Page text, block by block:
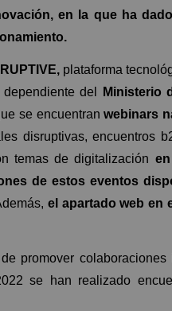
en la que ha
plataforma
dependiente del Ministerio
se encuentranwebinars
disruptivas, encuentros
temas de digitalización
de estos eventos
el apartado web en
promover
se han realizado